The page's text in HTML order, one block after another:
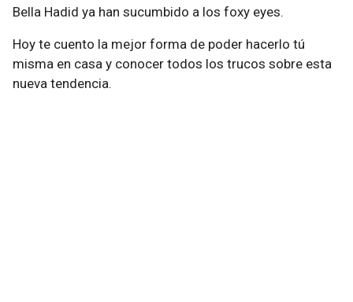
Bella Hadid ya han sucumbido a los foxy eyes.
Hoy te cuento la mejor forma de poder hacerlo tú
misma en casa y conocer todos los trucos sobre esta
nueva tendencia.